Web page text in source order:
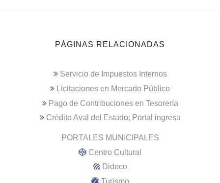
PÁGINAS RELACIONADAS
Servicio de Impuestos Internos
Licitaciones en Mercado Público
Pago de Contribuciones en Tesorería
Crédito Aval del Estado; Portal ingresa
PORTALES MUNICIPALES
Centro Cultural
Dideco
Turismo